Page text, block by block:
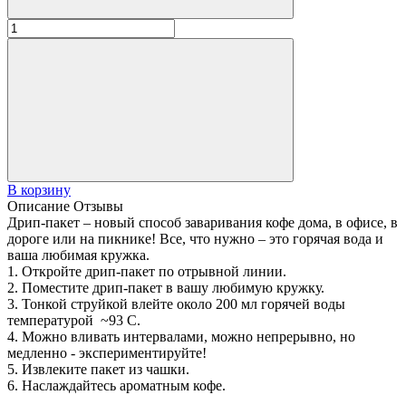
В корзину
Описание Отзывы
Дрип-пакет – новый способ заваривания кофе дома, в офисе, в
дороге или на пикнике! Все, что нужно – это горячая вода и
ваша любимая кружка.
1. Откройте дрип-пакет по отрывной линии.
2. Поместите дрип-пакет в вашу любимую кружку.
3. Тонкой струйкой влейте около 200 мл горячей воды
температурой ~93 С.
4. Можно вливать интервалами, можно непрерывно, но
медленно - экспериментируйте!
5. Извлеките пакет из чашки.
6. Наслаждайтесь ароматным кофе.